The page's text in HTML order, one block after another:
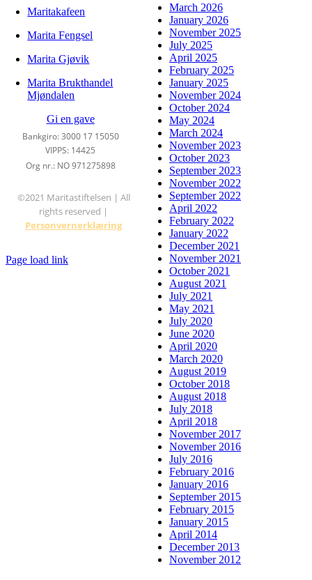
March 2026
January 2026
November 2025
July 2025
April 2025
February 2025
January 2025
November 2024
October 2024
May 2024
March 2024
November 2023
October 2023
September 2023
November 2022
September 2022
April 2022
February 2022
January 2022
December 2021
November 2021
October 2021
August 2021
July 2021
May 2021
July 2020
June 2020
April 2020
March 2020
August 2019
October 2018
August 2018
July 2018
April 2018
November 2017
November 2016
July 2016
February 2016
January 2016
September 2015
February 2015
January 2015
April 2014
December 2013
November 2012
Maritakafeen
Marita Fengsel
Marita Gjøvik
Marita Brukthandel
Mjøndalen
Gi en gave
Bankgiro: 3000 17 15050
VIPPS: 14425
Org nr.: NO 971275898
©2021 Maritastiftelsen | All
rights reserved |
Personvernerklæring
Page load link